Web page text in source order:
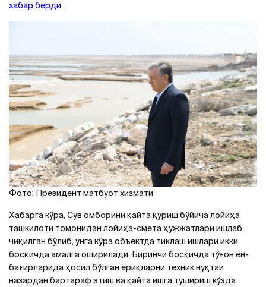
хабар берди.
Фото: Президент матбуот хизмати
Хабарга кўра, Сув омборини қайта қуриш бўйича лойиҳа
ташкилоти томонидан лойиҳа-смета ҳужжатлари ишлаб
чиқилган бўлиб, унга кўра объектда тиклаш ишлари икки
босқичда амалга оширилади. Биринчи босқичда тўғон ён-
бағирларида ҳосил бўлган ёриқларни техник нуқтаи
назардан бартараф этиш ва қайта ишга тушириш кўзда